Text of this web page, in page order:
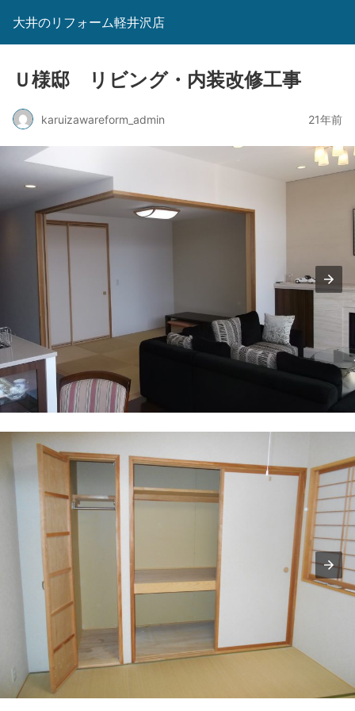
大井のリフォーム軽井沢店
Ｕ様邸 リビング・内装改修工事
karuizawareform_admin 21年前